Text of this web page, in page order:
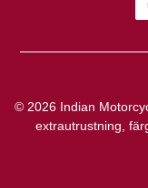
© 2026 Indian
extrautrustning,